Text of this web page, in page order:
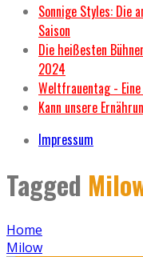
Sonnige Styles: Die
Saison
Die heißesten
2024
Weltfrauentag -
Kann unsere
Impressum
Tagged
Home
Milow